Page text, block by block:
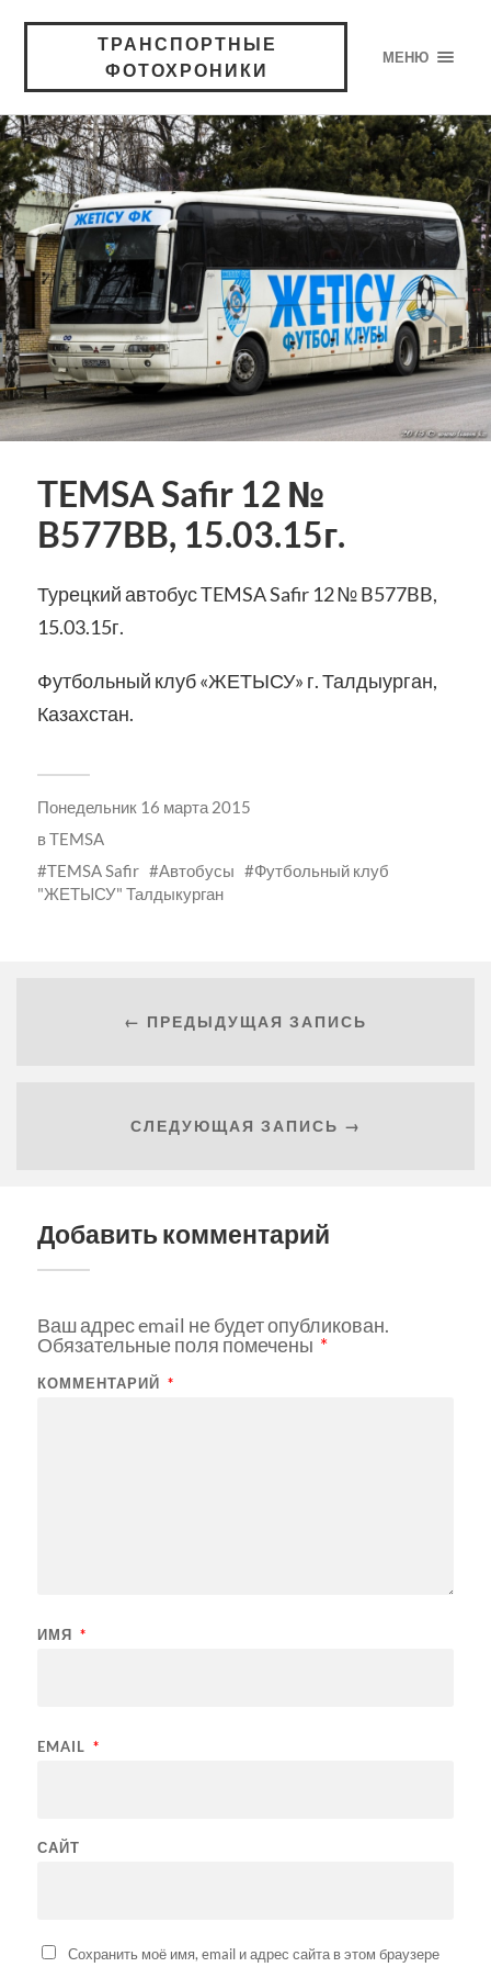
ТРАНСПОРТНЫЕ
ФОТОХРОНИКИ
МЕНЮ
TEMSA Safir 12 №
B577BB, 15.03.15г.
Турецкий автобус TEMSA Safir 12 № B577BB,
15.03.15г.
Футбольный клуб «ЖЕТЫСУ» г. Талдыурган,
Казахстан.
Понедельник 16 марта 2015
вTEMSA
TEMSA Safir
Автобусы
Футбольный клуб
"ЖЕТЫСУ" Талдыкурган
← ПРЕДЫДУЩАЯ ЗАПИСЬ
СЛЕДУЮЩАЯ ЗАПИСЬ →
Добавить комментарий
Ваш адрес email не будет опубликован.
Обязательные поля помечены *
КОММЕНТАРИЙ *
ИМЯ *
EMAIL *
САЙТ
Сохранить моё имя, email и адрес сайта в этом браузере